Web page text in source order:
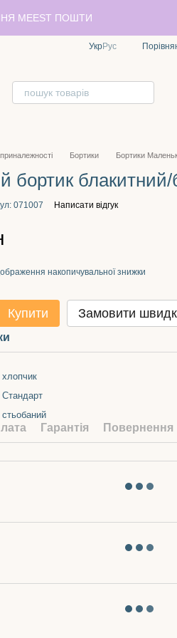
MEEST ПОШТИ
УкрРус
приналежності Бортики Бортики
бортик блакитний/
071007 Написати відгук
накопичувальної знижки
Купити Замовити
хлопчик
Стандарт
стьобаний
Гарантія Повернення